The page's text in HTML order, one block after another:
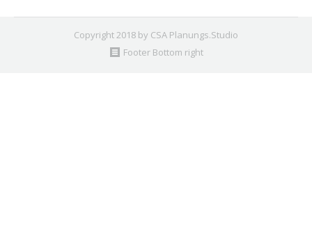
Copyright 2018 by CSA Planungs.Studio
Footer Bottom right